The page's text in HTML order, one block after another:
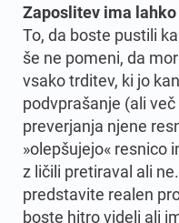
Zaposlitev ima
To, da boste pustili
še ne pomeni, da
vsako trditev, ki jo
podvprašanje (ali
preverjanja njene
»olepšujejo« resnico
z ličili pretiraval ali
predstavite realen
boste hitro videli ali